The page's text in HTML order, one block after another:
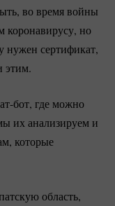
во время войны
коронавирусу, но
нужен сертификат,
этим.
бот, где можно
их анализируем и
которые
область,